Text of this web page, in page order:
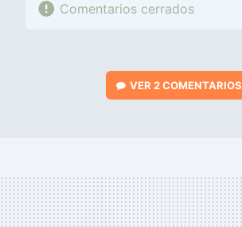
Comentarios cerrados
VER2 COMENTARIOS